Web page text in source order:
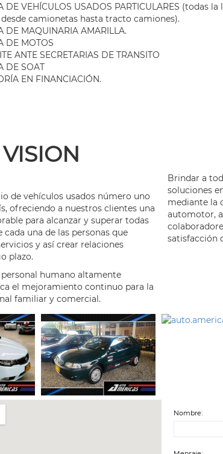
DE VEHÍCULOS USADOS PARTICULARES (todas
camionetas hasta tracto camiones).
DE MAQUINARIA AMARILLA.
DE MOTOS
ANTE SECRETARIAS DE TRANSITO
DE SOAT
EN FINANCIACIÓN.
VISION
de vehículos usados número uno
ofreciendo a nuestros clientes una
para alcanzar y superar todas
cada una de las personas que
y así crear relaciones
plazo.
humano altamente
el mejoramiento continuo para la
familiar y comercial.
Brindar a
soluciones
mediante la
automotor,
satisfacción
Nombre: